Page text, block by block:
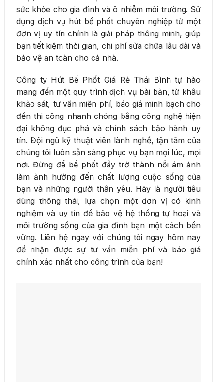
sức khỏe cho gia đình và ô nhiễm môi trường. Sử
dụng dịch vụ hút bể phốt chuyên nghiệp từ một
đơn vị uy tín chính là giải pháp thông minh, giúp
bạn tiết kiệm thời gian, chi phí sửa chữa lâu dài và
bảo vệ an toàn cho cả nhà.
Công ty Hút Bể Phốt Giá Rẻ Thái Bình tự hào
mang đến một quy trình dịch vụ bài bản, từ khâu
khảo sát, tư vấn miễn phí, báo giá minh bạch cho
đến thi công nhanh chóng bằng công nghệ hiện
đại không đục phá và chính sách bảo hành uy
tín. Đội ngũ kỹ thuật viên lành nghề, tận tâm của
chúng tôi luôn sẵn sàng phục vụ bạn mọi lúc, mọi
nơi. Đừng để bể phốt đầy trở thành nỗi ám ảnh
làm ảnh hưởng đến chất lượng cuộc sống của
bạn và những người thân yêu. Hãy là người tiêu
dùng thông thái, lựa chọn một đơn vị có kinh
nghiệm và uy tín để bảo vệ hệ thống tự hoại và
môi trường sống của gia đình bạn một cách bền
vững. Liên hệ ngay với chúng tôi ngay hôm nay
để nhận được sự tư vấn miễn phí và báo giá
chính xác nhất cho công trình của bạn!